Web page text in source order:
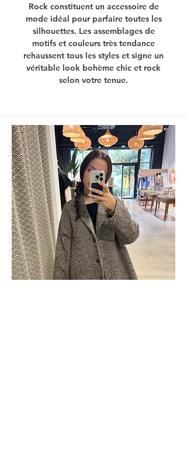
Rock constituent un accessoire de
mode idéal pour parfaire toutes les
silhouettes. Les assemblages de
motifs et couleurs très tendance
rehaussent tous les styles et signe un
véritable look bohème chic et rock
selon votre tenue.